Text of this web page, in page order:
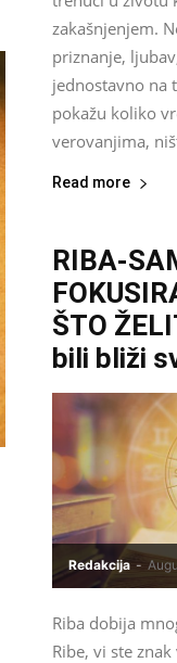
zakašnjenjem.
priznanje,
jednostavno na
pokažu koliko
verovanjima,
Read more
RIBA-
ŠTO
bili bliži
Redakcija -
Riba dobija
Ribe, vi ste